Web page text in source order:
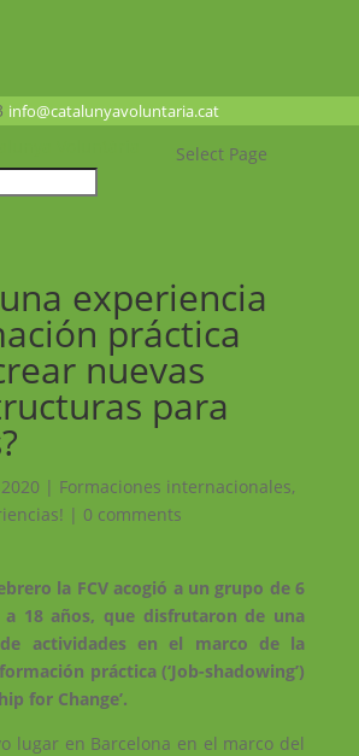
info@catalunyavoluntaria.cat
Select Page
experiencia
práctica
nuevas
para
| Formaciones internacionales,
| 0 comments
la FCV acogió a un grupo de 6
a 18 años, que disfrutaron de una
actividades en el marco de la
práctica (‘Job-shadowing’)
for Change’.
lugar en Barcelona en el marco del